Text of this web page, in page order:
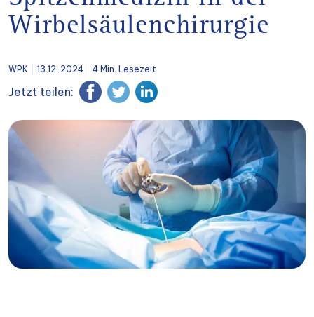
Wirbelsäulenchirurgie
WPK 13.12. 2024 4 Min. Lesezeit
Jetzt teilen: